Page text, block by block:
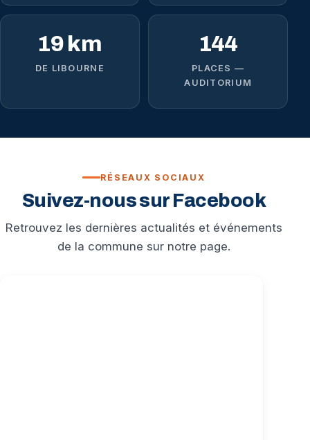
19 km
DE LIBOURNE
144
PLACES —
AUDITORIUM
RÉSEAUX SOCIAUX
Suivez-nous sur Facebook
Retrouvez les dernières actualités et événements
de la commune sur notre page.